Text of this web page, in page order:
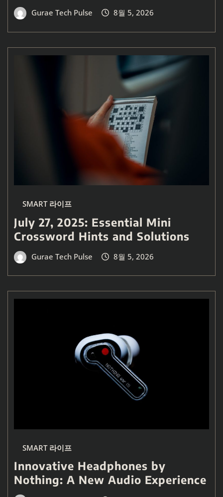
Gurae Tech Pulse 8월 5, 2026
SMART 라이프
July 27, 2025: Essential Mini
Crossword Hints and Solutions
Gurae Tech Pulse 8월 5, 2026
SMART 라이프
Innovative Headphones by
Nothing: A New Audio Experience